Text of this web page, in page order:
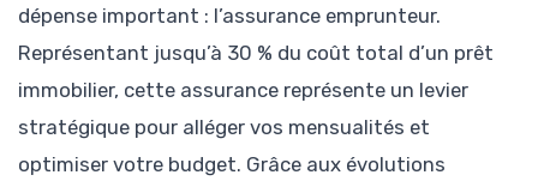
dépense important : l’assurance emprunteur.
Représentant jusqu’à 30 % du coût total d’un prêt
immobilier, cette assurance représente un levier
stratégique pour alléger vos mensualités et
optimiser votre budget. Grâce aux évolutions